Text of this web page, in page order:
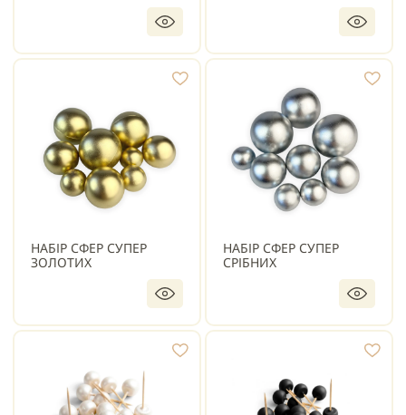
НАБІР СФЕР СУПЕР
ЗОЛОТИХ
НАБІР СФЕР СУПЕР
СРІБНИХ